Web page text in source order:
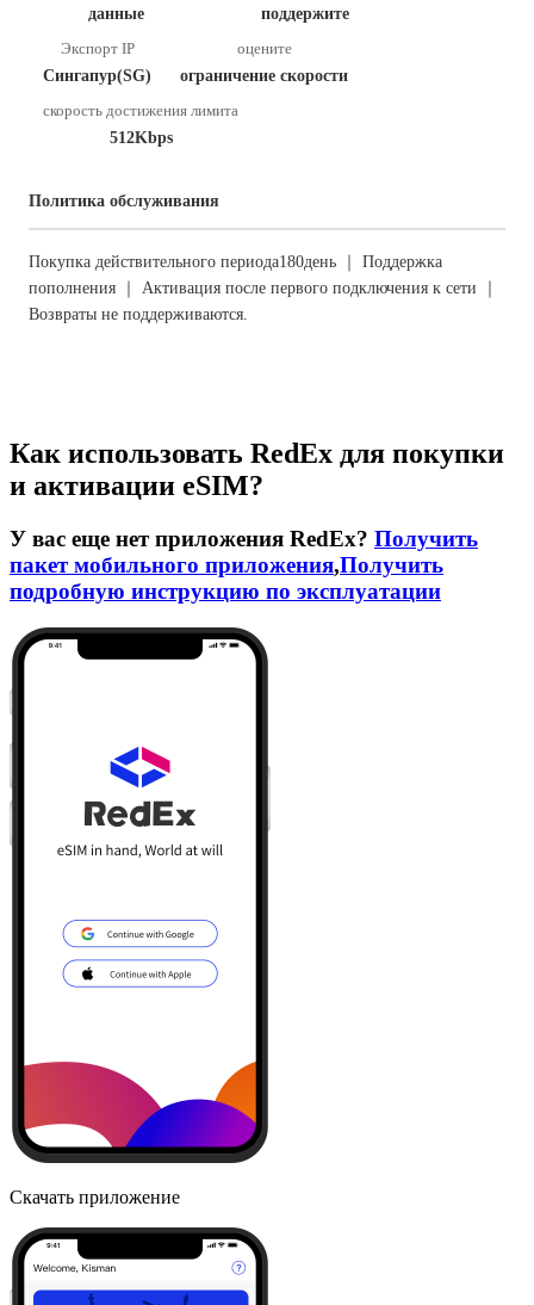
данные
поддержите
Экспорт IP
Сингапур(SG)
оцените
ограничение скорости
скорость достижения лимита
512Kbps
Политика обслуживания
Покупка действительного периода180день ｜ Поддержка
пополнения ｜ Активация после первого подключения к сети ｜
Возвраты не поддерживаются.
Как использовать RedEx для покупки
и активации eSIM?
У вас еще нет приложения RedEx? Получить
пакет мобильного приложения,Получить
подробную инструкцию по эксплуатации
Скачать приложение